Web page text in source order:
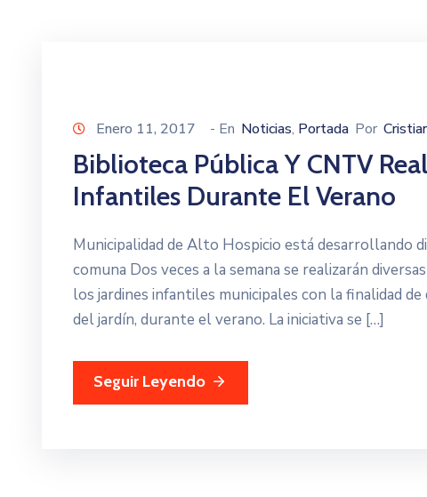
Enero 11, 2017 - En Noticias‚ Portada Por
Biblioteca Pública Y CNTV
Infantiles Durante El Verano
Municipalidad de Alto Hospicio está desarrollando
comuna Dos veces a la semana se realizarán
los jardines infantiles municipales con la finalidad
del jardín, durante el verano. La iniciativa se […]
Seguir Leyendo